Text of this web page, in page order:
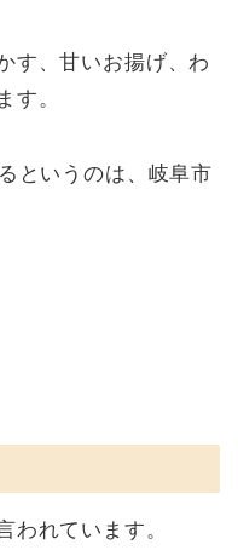
す、甘いお揚げ、わ
す。
というのは、岐阜市
われています。